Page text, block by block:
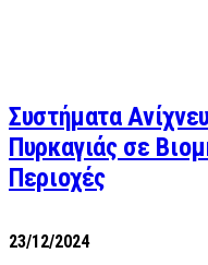
Συστήματα
Πυρκαγιάς σε
Περιοχές
23/12/2024